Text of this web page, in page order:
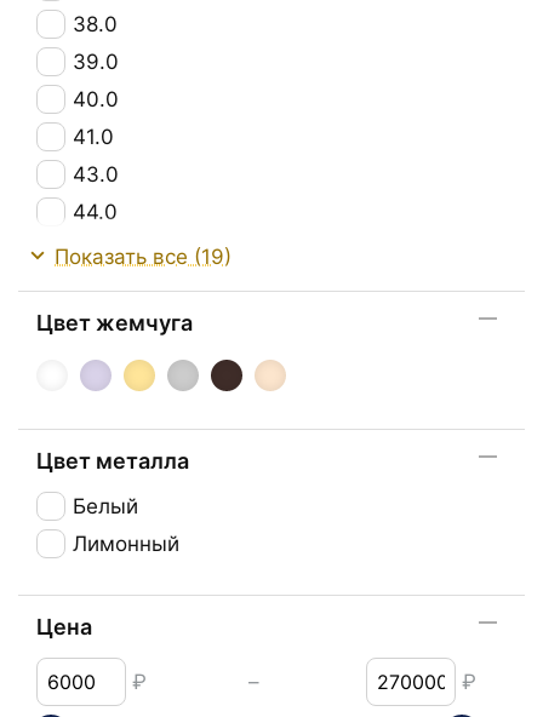
38.0
39.0
40.0
41.0
43.0
44.0
45.0
48.0
49.0
50.0
70.0
80.0
87.0
88.0
90.0
Показать все (19)
Цвет жемчуга
Цвет металла
Белый
Лимонный
Цена
₽ – ₽